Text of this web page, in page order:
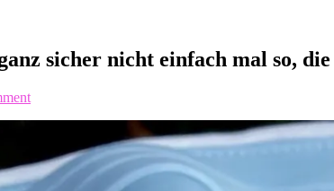
sicher nicht einfach mal so,